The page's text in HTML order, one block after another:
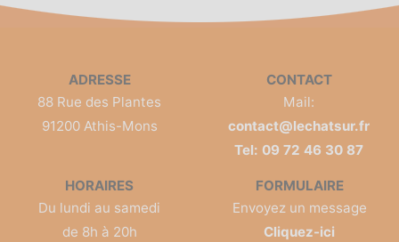
ADRESSE
88 Rue des Plantes
91200 Athis-Mons
CONTACT
Mail:
contact@lechatsur.fr
Tel: 09 72 46 30 87
HORAIRES
Du lundi au samedi
de 8h à 20h
FORMULAIRE
Envoyez un message
Cliquez-ici